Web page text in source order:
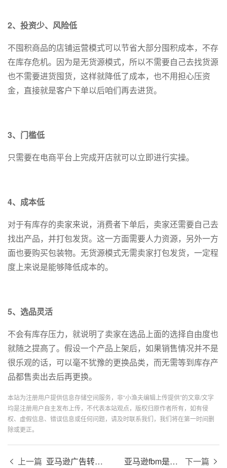
2、投资少、风险低
不囤积商品的店铺运营模式可以节省大部分囤积成本，不存
在库存危机。因为是无货源模式，所以不需要自己去找货源
也不需要进货囤货，这样就降低了成本，也不用担心压资
金，直接就是客户下单以后咱们再去进货。
3、门槛低
只需要在电商平台上完成开店就可以立即进行实操。
4、成本低
对于有库存的卖家来说，消费者下单后，卖家还需要自己去
找出产品，并打包发货。这一方面需要人力资源，另外一方
面也要购买包装物。无货源模式无需卖家打包发货，一定程
度上来说是能够降低成本的。
5、选品灵活
不会有库存压力，就说明了卖家在选品上面的选择自由度也
就随之提高了。假设一个产品上架后，如果销售情况并不是
很乐观的话，可以毫不犹豫的更换品类，而无需等到库存产
品都售卖出去后再更换。
本站为注册用户提供信息存储空间服务，非“小渔夫编辑上传提供”的文章/文字
均是注册用户自主发布上传，不代表本站观点，版权归原作者所有，如有侵
权、虚假信息、错误信息或任何问题，请及时联系我们，我们将在第一时间删
除或更正。
上一篇 亚马逊广告转化率怎么算？ 亚马逊fbm是什么意思？ 下一篇